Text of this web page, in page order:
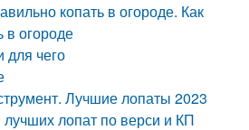
копать в огороде. Как
в огороде
для чего
Лучшие лопаты 2023
лучших лопат по верси и КП